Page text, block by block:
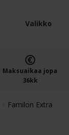
Valikko
tason
Maksuaikaa jopa
36kk
Familon Extra